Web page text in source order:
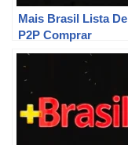
Mais Brasil Lista De
P2P Comprar